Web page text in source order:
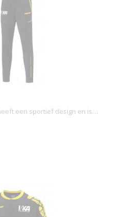
een sportief design en is…